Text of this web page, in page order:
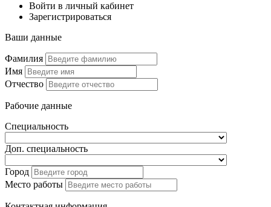
Войти в личный кабинет
Зарегистрироваться
Ваши данные
Фамилия
Имя
Отчество
Рабочие данные
Специальность
Доп. специальность
Город
Место работы